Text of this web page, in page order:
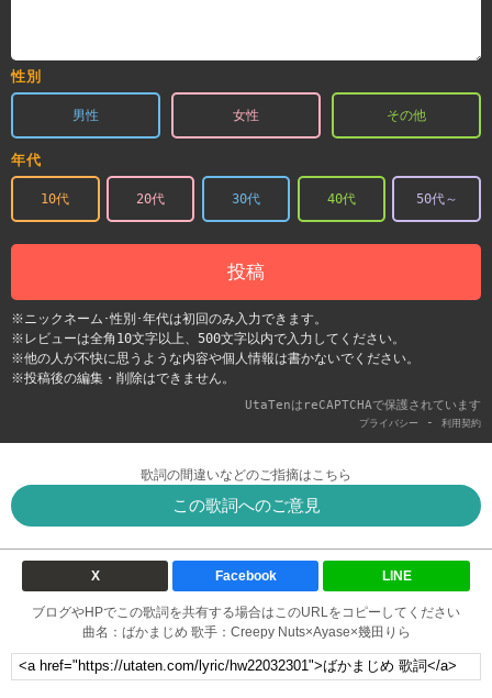
性別
男性 女性 その他
年代
10代 20代 30代 40代 50代～
投稿
※ニックネーム･性別･年代は初回のみ入力できます。
※レビューは全角10文字以上、500文字以内で入力してください。
※他の人が不快に思うような内容や個人情報は書かないでください。
※投稿後の編集・削除はできません。
UtaTenはreCAPTCHAで保護されています
プライバシー - 利用契約
歌詞の間違いなどのご指摘はこちら
この歌詞へのご意見
X Facebook LINE
ブログやHPでこの歌詞を共有する場合はこのURLをコピーしてください
曲名：ばかまじめ 歌手：Creepy Nuts×Ayase×幾田りら